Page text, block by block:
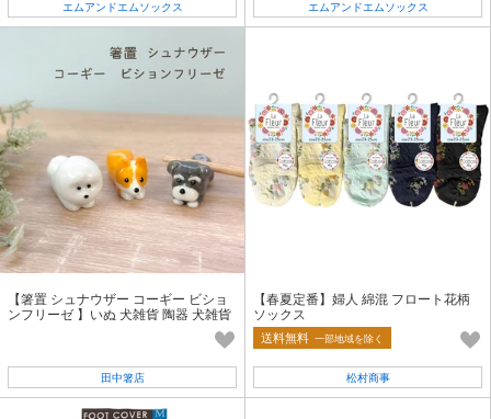
エムアンドエムソックス エムアンドエムソックス
【箸置 シュナウザー コーギー ビショ
ンフリーゼ 】いぬ 犬雑貨 陶器 犬雑貨
田中箸店
【春夏定番】婦人 綿混 フロート花柄
ソックス
送料無料 一部地域を除く
松村商事